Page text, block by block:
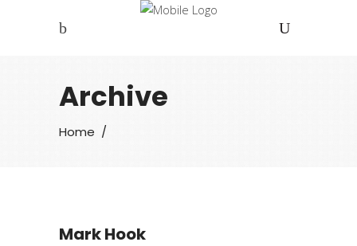
Archive
Home /
Mark Hook